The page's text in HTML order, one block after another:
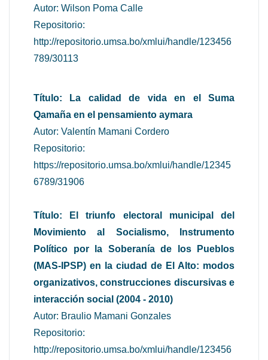
Autor: Wilson Poma Calle
Repositorio:
http://repositorio.umsa.bo/xmlui/handle/123456
789/30113
Título: La calidad de vida en el Suma
Qamaña en el pensamiento aymara
Autor: Valentín Mamani Cordero
Repositorio:
https://repositorio.umsa.bo/xmlui/handle/12345
6789/31906
Título: El triunfo electoral municipal del
Movimiento al Socialismo, Instrumento
Político por la Soberanía de los Pueblos
(MAS-IPSP) en la ciudad de El Alto: modos
organizativos, construcciones discursivas e
interacción social (2004 - 2010)
Autor: Braulio Mamani Gonzales
Repositorio:
http://repositorio.umsa.bo/xmlui/handle/123456